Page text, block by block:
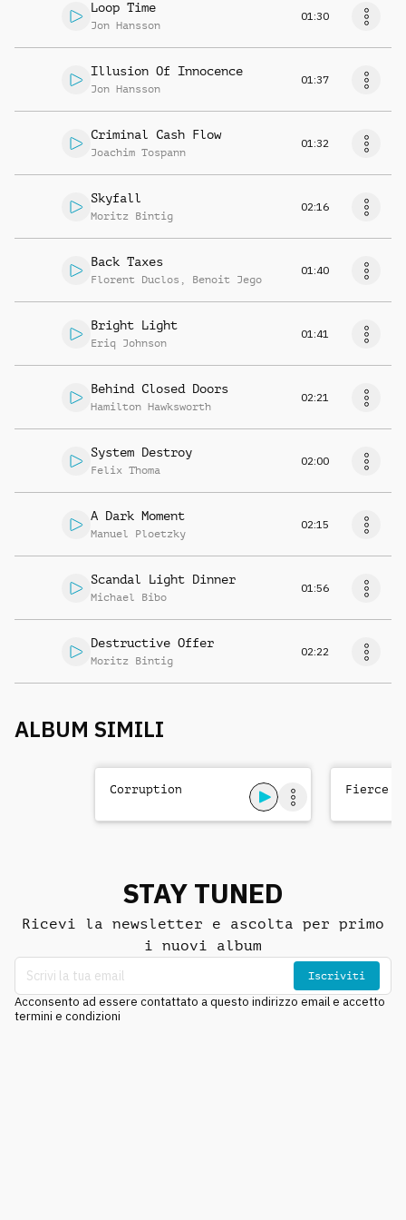
Loop Time
Jon Hansson
01:30
Illusion Of Innocence
Jon Hansson
01:37
Criminal Cash Flow
Joachim Tospann
01:32
Skyfall
Moritz Bintig
02:16
Back Taxes
Florent Duclos , Benoit Jego
01:40
Bright Light
Eriq Johnson
01:41
Behind Closed Doors
Hamilton Hawksworth
02:21
System Destroy
Felix Thoma
02:00
A Dark Moment
Manuel Ploetzky
02:15
Scandal Light Dinner
Michael Bibo
01:56
Destructive Offer
Moritz Bintig
02:22
ALBUM SIMILI
Corruption Fierce
STAY TUNED
Ricevi la newsletter e ascolta per primo
i nuovi album
Iscriviti
Acconsento ad essere contattato a questo indirizzo email e accetto
termini e condizioni